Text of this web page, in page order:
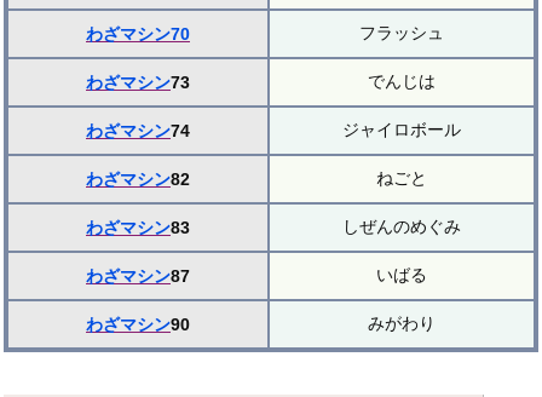
わざマシン70 フラッシュ
わざマシン73 でんじは
わざマシン74 ジャイロボール
わざマシン82 ねごと
わざマシン83 しぜんのめぐみ
わざマシン87 いばる
わざマシン90 みがわり